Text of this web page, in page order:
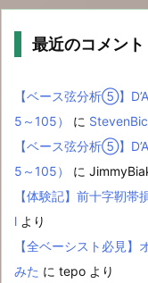
最近のコメント
【ベース弦分析⑤】
5～105）
に StevenBic
【ベース弦分析⑤】
5～105）
に
【体験記】前十字靭帯
l より
【全ベーシスト必見
みた に tepo より